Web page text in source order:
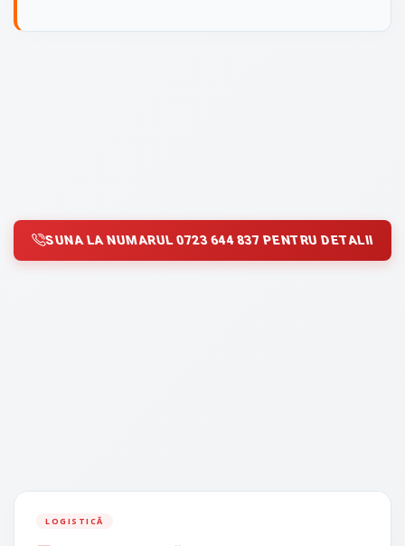
SUNA LA NUMARUL 0723 644 837 PENTRU DETALII
LOGISTICĂ